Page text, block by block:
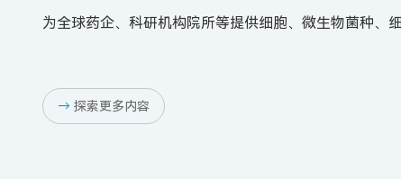
为全球药企、科研机构院所等提供细胞、微生物菌种、
→ 探索更多内容